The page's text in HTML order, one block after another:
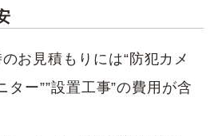
お見積もりには“防犯カメ
ター””設置工事”の費用が含